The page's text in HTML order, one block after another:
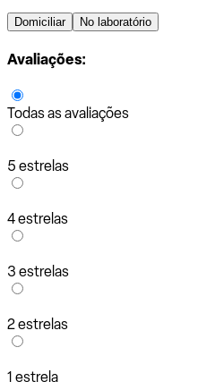
Domiciliar No laboratório
Avaliações:
Todas as avaliações
5 estrelas
4 estrelas
3 estrelas
2 estrelas
1 estrela